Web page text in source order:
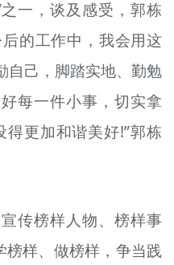
一，谈及感受，郭栋
的工作中，我会用这
自己，脚踏实地、勤勉
每一件小事，切实拿
得更加和谐美好!”郭栋
传榜样人物、榜样事
榜样、做榜样，争当践